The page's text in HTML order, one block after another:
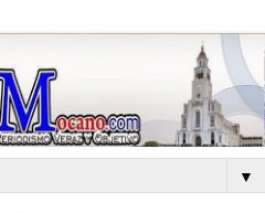
▼